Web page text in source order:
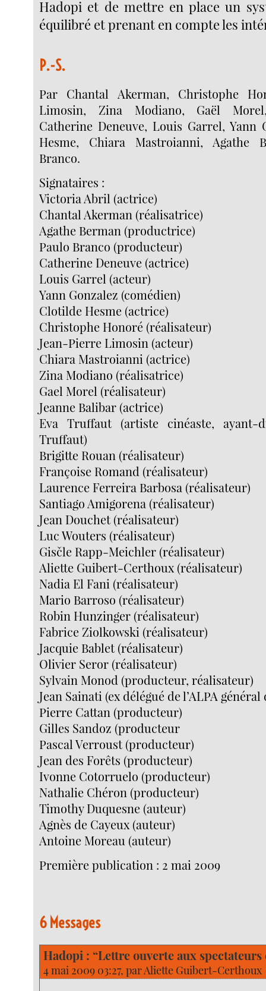
Hadopi et de mettre en place un
équilibré et prenant en compte les
P.-S.
Par Chantal Akerman, Christophe
Limosin, Zina Modiano, Gaël
Catherine Deneuve, Louis Garrel, Yann
Hesme, Chiara Mastroianni, Agathe
Branco.
Signataires :
Victoria Abril (actrice)
Chantal Akerman (réalisatrice)
Agathe Berman (productrice)
Paulo Branco (producteur)
Catherine Deneuve (actrice)
Louis Garrel (acteur)
Yann Gonzalez (comédien)
Clotilde Hesme (actrice)
Christophe Honoré (réalisateur)
Jean-Pierre Limosin (acteur)
Chiara Mastroianni (actrice)
Zina Modiano (réalisatrice)
Gael Morel (réalisateur)
Jeanne Balibar (actrice)
Eva Truffaut (artiste cinéaste, ayant-
Truffaut)
Brigitte Rouan (réalisateur)
Françoise Romand (réalisateur)
Laurence Ferreira Barbosa (réalisateur)
Santiago Amigorena (réalisateur)
Jean Douchet (réalisateur)
Luc Wouters (réalisateur)
Gisčle Rapp-Meichler (réalisateur)
Aliette Guibert-Certhoux (réalisateur)
Nadia El Fani (réalisateur)
Mario Barroso (réalisateur)
Robin Hunzinger (réalisateur)
Fabrice Ziolkowski (réalisateur)
Jacquie Bablet (réalisateur)
Olivier Seror (réalisateur)
Sylvain Monod (producteur, réalisateur)
Jean Sainati (ex délégué de l’ALPA général
Pierre Cattan (producteur)
Gilles Sandoz (producteur
Pascal Verroust (producteur)
Jean des Forêts (producteur)
Ivonne Cotorruelo (producteur)
Nathalie Chéron (producteur)
Timothy Duquesne (auteur)
Agnès de Cayeux (auteur)
Antoine Moreau (auteur)
Première publication : 2 mai 2009
6 Messages
Hadopi : “Lettre ouverte aux spectateurs
4 mai 2009 03:27, parAliette Guibert-Certhoux